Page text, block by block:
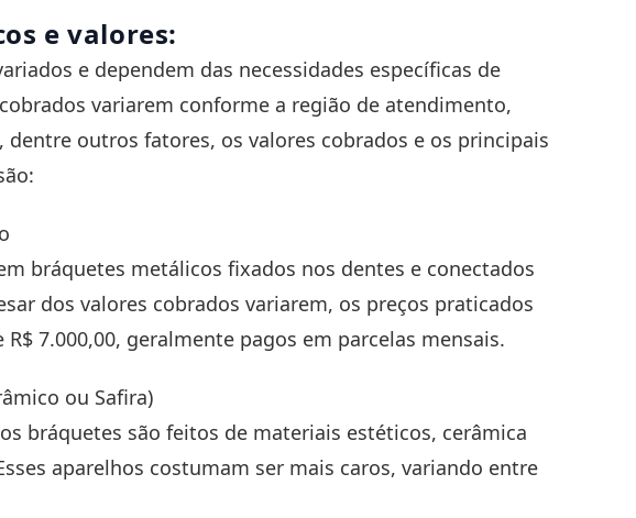
e valores:
e dependem das necessidades específicas de
variarem conforme a região de atendimento,
outros fatores, os valores cobrados e os principais
bráquetes metálicos fixados nos dentes e conectados
dos valores cobrados variarem, os preços praticados
7.000,00, geralmente pagos em parcelas mensais.
ou Safira)
bráquetes são feitos de materiais estéticos, cerâmica
aparelhos costumam ser mais caros, variando entre